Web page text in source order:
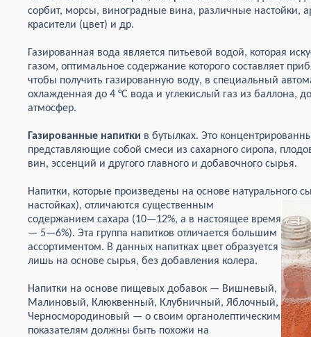
сорбит, морсы, виноградные вина, различные настойки,
красители (цвет) и др.
Газированная вода является питьевой водой, которая
газом, оптимальное содержание которого составляет
чтобы получить газированную воду, в специальный
охлажденная до 4 °С вода и углекислый газ из баллона,
атмосфер.
Газированные напитки в бутылках. Это
представляющие собой смеси из сахарного сиропа,
вин, эссенций и другого главного и добавочного сырья.
Напитки, которые произведены на основе натурального
настойках), отличаются существенным
содержанием сахара (10—12%, а в настоящее время
— 5—6%). Эта группа напитков отличается большим
ассортиментом. В данных напитках цвет образуется
лишь на основе сырья, без добавления колера.
Напитки на основе пищевых добавок — Вишневый,
Малиновый, Клюквенный, Клубничный, Яблочный,
Черносмородиновый — о своим органолептическим
показателям должны быть похожи на